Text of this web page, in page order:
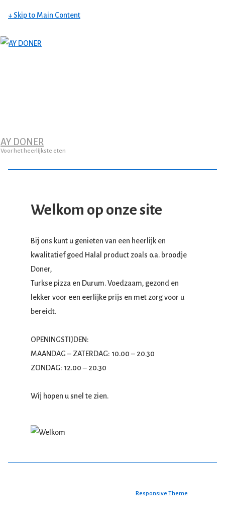
↓ Skip to Main Content
AY DONER
Voor het heerlijkste eten
Welkom op onze site
Bij ons kunt u genieten van een heerlijk en
kwalitatief goed Halal product zoals o.a. broodje
Doner,
Turkse pizza en Durum. Voedzaam, gezond en
lekker voor een eerlijke prijs en met zorg voor u
bereidt.
OPENINGSTIJDEN:
MAANDAG – ZATERDAG: 10.00 – 20.30
ZONDAG: 12.00 – 20.30
Wij hopen u snel te zien.
Responsive Theme